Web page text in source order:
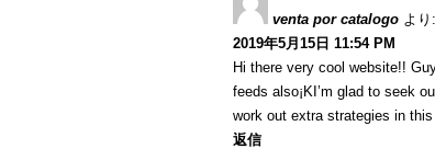
venta por catalogo より:
2019年5月15日 11:54 PM
Hi there very cool website!!
feeds also¡KI’m glad to seek
work out extra strategies in
返信